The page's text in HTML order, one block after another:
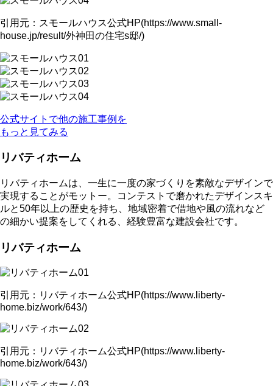
引用元：スモールハウス公式HP(https://www.small-
house.jp/result/外神田の住宅s邸/)
公式サイトで他の施工事例を
もっと見てみる
リバティホーム
リバティホームは、一生に一度の家づくりを素敵なデザインで
実現することがモットー。コンテストで磨かれたデザインスキ
ルと50年以上の歴史を持ち、地域密着で借地や風の流れなど
の細かい提案をしてくれる、経験豊富な建設会社です。
リバティホーム
引用元：リバティホーム公式HP(https://www.liberty-
home.biz/work/643/)
引用元：リバティホーム公式HP(https://www.liberty-
home.biz/work/643/)